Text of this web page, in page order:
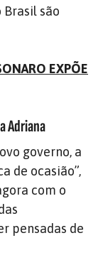
são
EXPÕE
Adriana
governo, a
de ocasião”,
com o
pensadas de